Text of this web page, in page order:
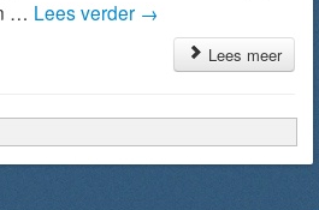
… Lees verder →
Lees meer